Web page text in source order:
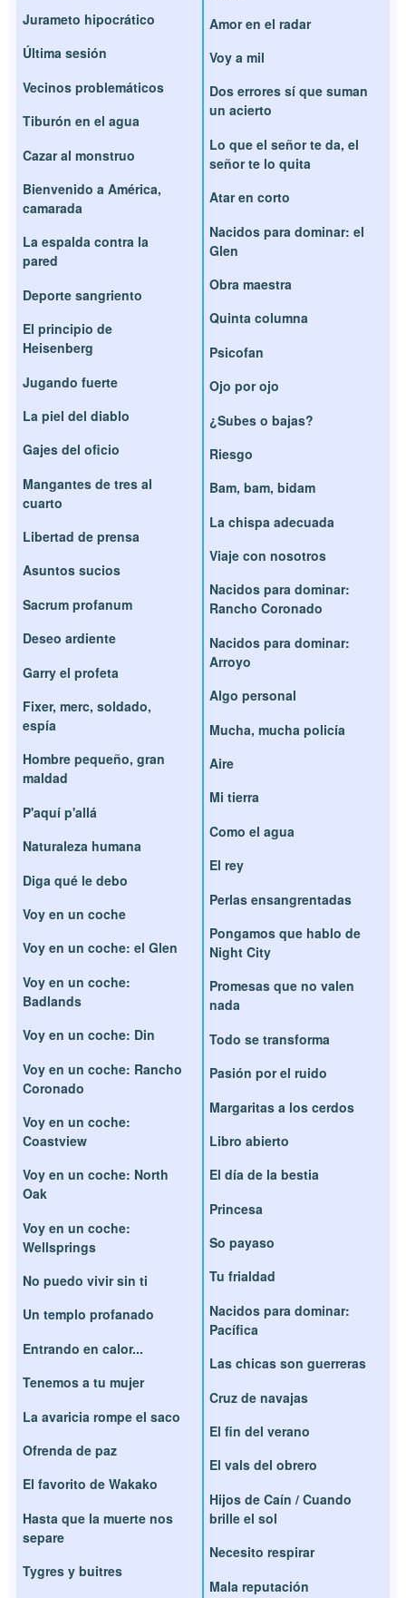
Jurameto hipocrático
Última sesión
Vecinos problemáticos
Tiburón en el agua
Cazar al monstruo
Bienvenido a América,
camarada
La espalda contra la
pared
Deporte sangriento
El principio de
Heisenberg
Jugando fuerte
La piel del diablo
Gajes del oficio
Mangantes de tres al
cuarto
Libertad de prensa
Asuntos sucios
Sacrum profanum
Deseo ardiente
Garry el profeta
Fixer, merc, soldado,
espía
Hombre pequeño, gran
maldad
P'aquí p'allá
Naturaleza humana
Diga qué le debo
Voy en un coche
Voy en un coche: el Glen
Voy en un coche:
Badlands
Voy en un coche: Din
Voy en un coche: Rancho
Coronado
Voy en un coche:
Coastview
Voy en un coche: North
Oak
Voy en un coche:
Wellsprings
No puedo vivir sin ti
Un templo profanado
Entrando en calor...
Tenemos a tu mujer
La avaricia rompe el saco
Ofrenda de paz
El favorito de Wakako
Hasta que la muerte nos
separe
Tygres y buitres
Amor en el radar
Voy a mil
Dos errores sí que suman
un acierto
Lo que el señor te da, el
señor te lo quita
Atar en corto
Nacidos para dominar: el
Glen
Obra maestra
Quinta columna
Psicofan
Ojo por ojo
¿Subes o bajas?
Riesgo
Bam, bam, bidam
La chispa adecuada
Viaje con nosotros
Nacidos para dominar:
Rancho Coronado
Nacidos para dominar:
Arroyo
Algo personal
Mucha, mucha policía
Aire
Mi tierra
Como el agua
El rey
Perlas ensangrentadas
Pongamos que hablo de
Night City
Promesas que no valen
nada
Todo se transforma
Pasión por el ruido
Margaritas a los cerdos
Libro abierto
El día de la bestia
Princesa
So payaso
Tu frialdad
Nacidos para dominar:
Pacífica
Las chicas son guerreras
Cruz de navajas
El fin del verano
El vals del obrero
Hijos de Caín / Cuando
brille el sol
Necesito respirar
Mala reputación